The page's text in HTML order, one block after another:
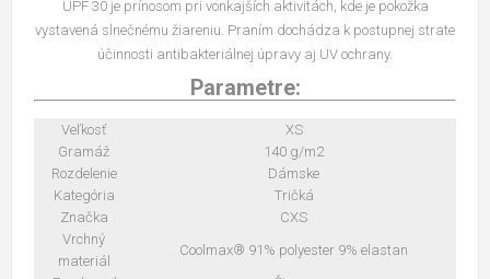
UPF 30 je prínosom pri vonkajších aktivitách, kde je pokožka
vystavená slnečnému žiareniu. Praním dochádza k postupnej strate
účinnosti antibakteriálnej úpravy aj UV ochrany.
Parametre:
Veľkosť
XS
Gramáž
140 g/m2
Rozdelenie
Dámske
Kategória
Tričká
Značka
CXS
Vrchný
materiál
Coolmax® 91% polyester 9% elastan